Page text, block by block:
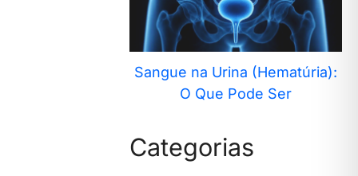
Sangue na Urina (Hematúria):
O Que Pode Ser
Categorias